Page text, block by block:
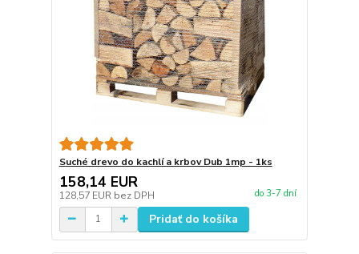
Suché drevo do kachlí a krbov Dub 1mp - 1ks
158,14 EUR
128,57 EUR bez DPH do 3-7 dní
Pridať do košíka